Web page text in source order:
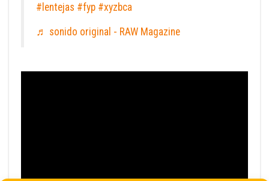
#lentejas #fyp #xyzbca
♬ sonido original - RAW Magazine